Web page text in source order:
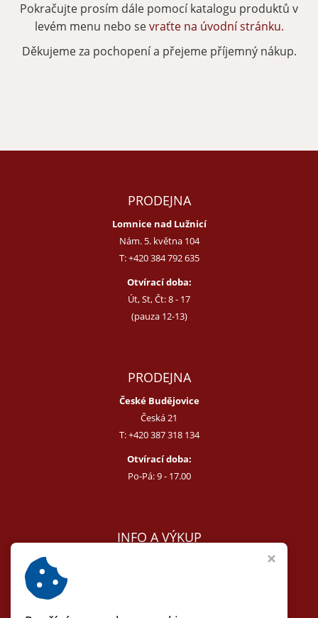
Zapomenuté heslo Nová registrace
Pokračujte prosím dále pomocí katalogu produktů v
levém menu nebo sevraťte na úvodní stránku.
Děkujeme za pochopení a přejeme příjemný nákup.
PRODEJNA
Lomnice nad Lužnicí
Nám. 5. května 104
T:+420 384 792 635
Otvírací doba:
Út, St, Čt: 8 - 17
(pauza 12-13)
PRODEJNA
České Budějovice
Česká 21
T:+420 387 318 134
Otvírací doba:
Po-Pá: 9 - 17.00
INFO A VÝKUP